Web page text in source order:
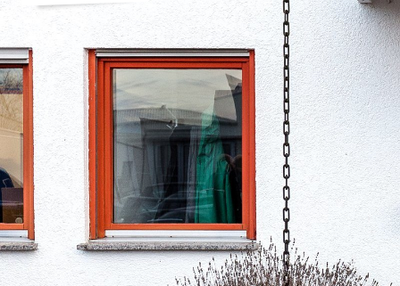
EN